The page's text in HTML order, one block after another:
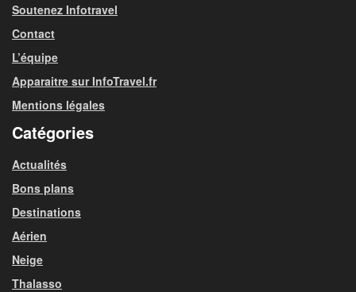
Soutenez Infotravel
Contact
L’équipe
Apparaitre sur InfoTravel.fr
Mentions légales
Catégories
Actualités
Bons plans
Destinations
Aérien
Neige
Thalasso